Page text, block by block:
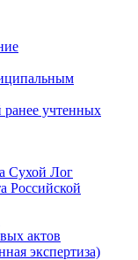
ранее учтенных
Сухой Лог
Российской
актов
экспертиза)